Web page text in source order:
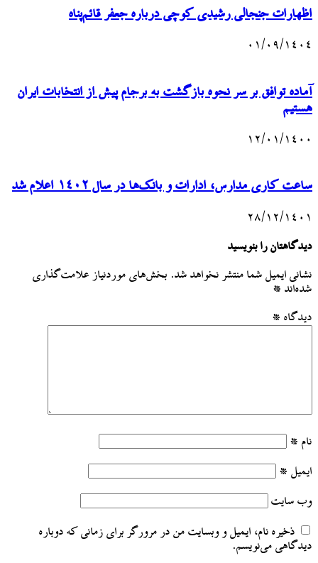
اظهارات جنجالی رشیدی کوچی درباره جعفر قائم‌پناه
۰۱/۰۹/۱۴۰۴
آماده توافق بر سر نحوه بازگشت به برجام پیش از انتخابات ایران
هستیم
۱۲/۰۱/۱۴۰۰
ساعت کاری مدارس، ادارات و بانک‌ها در سال ۱۴۰۲ اعلام شد
۲۸/۱۲/۱۴۰۱
دیدگاهتان را بنویسید
نشانی ایمیل شما منتشر نخواهد شد. بخش‌های موردنیاز علامت‌گذاری
شده‌اند *
دیدگاه *
نام *
ایمیل *
وب‌ سایت
ذخیره نام، ایمیل و وبسایت من در مرورگر برای زمانی که دوباره
دیدگاهی می‌نویسم.